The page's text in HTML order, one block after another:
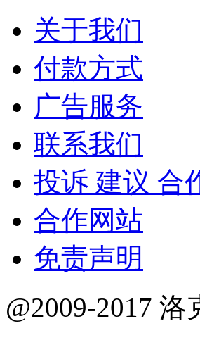
关于我们
付款方式
广告服务
联系我们
投诉 建议 合
合作网站
免责声明
@2009-2017